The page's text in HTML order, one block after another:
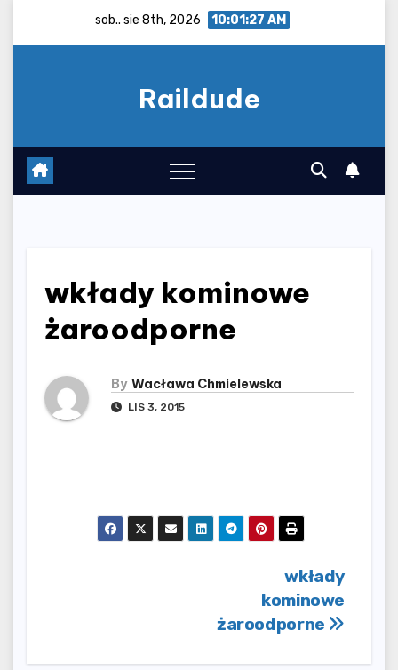
sob.. sie 8th, 2026 10:01:27 AM
Raildude
wkłady kominowe
żaroodporne
By Wacława Chmielewska
LIS 3, 2015
wkłady
kominowe
żaroodporne